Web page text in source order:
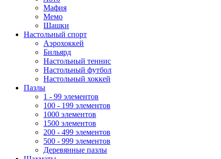
Мафия
Мемо
Шашки
Настольный спорт
Аэрохоккей
Бильярд
Настольный теннис
Настольный футбол
Настольный хоккей
Пазлы
1 - 99 элементов
100 - 199 элементов
1000 элементов
1500 элементов
200 - 499 элементов
500 - 999 элементов
Деревянные пазлы